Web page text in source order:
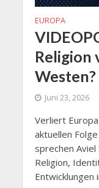
EUROPA
Religion
Westen?
Juni 23, 2026
Verliert
aktuellen
sprechen Aviel
Religion,
Entwicklungen